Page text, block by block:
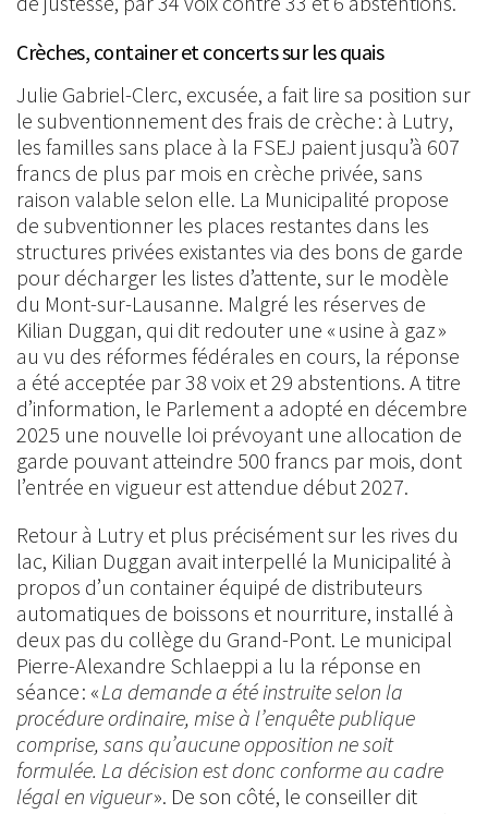
Crèches, container et concerts sur les quais
Julie Gabriel-Clerc, excusée, a fait lire sa position sur
le subventionnement des frais de crèche : à Lutry,
les familles sans place à la FSEJ paient jusqu’à 607
francs de plus par mois en crèche privée, sans
raison valable selon elle. La Municipalité propose
de subventionner les places restantes dans les
structures privées existantes via des bons de garde
pour décharger les listes d’attente, sur le modèle
du Mont-sur-Lausanne. Malgré les réserves de
Kilian Duggan, qui dit redouter une « usine à gaz »
au vu des réformes fédérales en cours, la réponse
a été acceptée par 38 voix et 29 abstentions. A titre
d’information, le Parlement a adopté en décembre
2025 une nouvelle loi prévoyant une allocation de
garde pouvant atteindre 500 francs par mois, dont
l’entrée en vigueur est attendue début 2027.
Retour à Lutry et plus précisément sur les rives du
lac, Kilian Duggan avait interpellé la Municipalité à
propos d’un container équipé de distributeurs
automatiques de boissons et nourriture, installé à
deux pas du collège du Grand-Pont. Le municipal
Pierre-Alexandre Schlaeppi a lu la réponse en
séance : «La demande a été instruite selon la
procédure ordinaire, mise à l’enquête publique
comprise, sans qu’aucune opposition ne soit
formulée. La décision est donc conforme au cadre
légal en vigueur». De son côté, le conseiller dit